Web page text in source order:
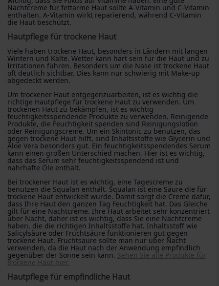
Nachtcreme für fettarme Haut sollte A-Vitamin und C-Vitamin
enthalten. A-Vitamin wirkt reparierend, während C-Vitamin
die Haut beschützt.
Hautpflege für trockene Haut
Viele haben trockene Haut, besonders in Ländern mit langen
Wintern und Kälte. Wetter kann hart sein für die Haut und zu
Irritationen führen. Besonders um die Nase ist trockene Haut
oft deutlich sichtbar. Dies kann nur schwierig mit Make-up
abgedeckt werden.
Um trockener Haut entgegenzuarbeiten, ist es wichtig die
richtige Hautpflege für trockene Haut zu verwenden. Um
trockenen Haut zu bekämpfen, ist es wichtig
feuchtigkeitsspendende Produkte zu verwenden. Reinigende
Produkte, die Feuchtigkeit spenden sind Reinigungslotion
oder Reinigungscreme. Um ein Skintonic zu benutzen, das
gegen trockene Haut hilft, sind Inhaltsstoffe wie Glycerin und
Aloe Vera besonders gut. Ein feuchtigkeitsspendendes Serum
kann einen großen Unterschied machen. Hier ist es wichtig,
dass das Serum sehr feuchtigkeitsspendend ist und
nahrhafte Öle enthält.
Bei trockener Haut ist es wichtig, eine Tagescreme zu
benutzen die Squalan enthält. Squalan ist eine Säure die für
trockene Haut entwickelt wurde. Damit sorgt die Creme dafür,
dass Ihre Haut den ganzen Tag Feuchtigkeit hat. Das Gleiche
gilt für eine Nachtcreme. Ihre Haut arbeitet sehr konzentriert
über Nacht, daher ist es wichtig, dass Sie eine Nachtcreme
haben, die die richtigen Inhaltsstoffe hat. Inhaltsstoff wie
Salicylsäure oder Fruchtsäure funktionieren gut gegen
trockene Haut. Fruchtsäure sollte man nur über Nacht
verwenden, da die Haut nach der Anwendung empfindlich
gegenüber der Sonne sein kann. Sehen Sie alle Produkte für
trockene Haut hier.
Hautpflege für empfindliche Haut